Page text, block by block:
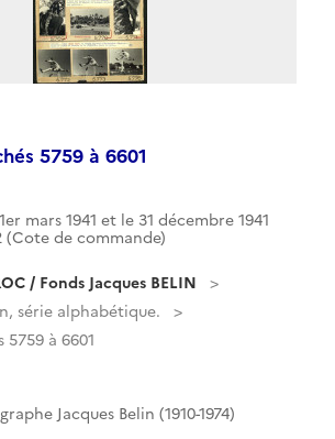
5759 à 6601
mars 1941 et le 31 décembre 1941
(Cote de commande)
/ Fonds Jacques BELIN
série alphabétique.
à 6601
Jacques Belin (1910-1974)